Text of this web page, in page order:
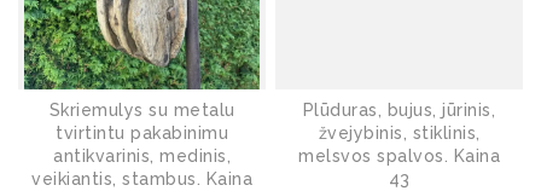
Skriemulys su metalu
tvirtintu pakabinimu
antikvarinis, medinis,
veikiantis, stambus. Kaina
Plūduras, bujus, jūrinis,
žvejybinis, stiklinis,
melsvos spalvos. Kaina
43